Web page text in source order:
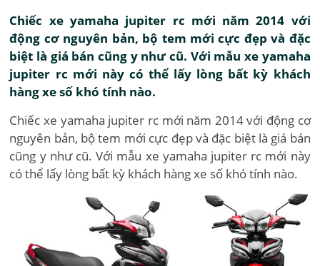
Chiếc xe yamaha jupiter rc mới năm 2014 với
động cơ nguyên bản, bộ tem mới cực đẹp và đặc
biệt là giá bán cũng y như cũ. Với mẫu xe yamaha
jupiter rc mới này có thể lấy lòng bất kỳ khách
hàng xe số khó tính nào.
Chiếc xe yamaha jupiter rc mới năm 2014 với động cơ
nguyên bản, bộ tem mới cực đẹp và đặc biệt là giá bán
cũng y như cũ. Với mẫu xe yamaha jupiter rc mới này
có thể lấy lòng bất kỳ khách hàng xe số khó tính nào.